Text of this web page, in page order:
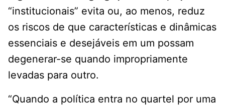
“institucionais” evita ou, ao menos, reduz
os riscos de que características e dinâmicas
essenciais e desejáveis em um possam
degenerar-se quando impropriamente
levadas para outro.
“Quando a política entra no quartel por uma